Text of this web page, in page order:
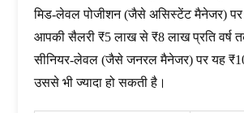
मिड-लेवल पोजीशन (जैसे असिस्टेंट मैनेजर) पर
आपकी सैलरी ₹5 लाख से ₹8 लाख प्रति वर्ष
सीनियर-लेवल (जैसे जनरल मैनेजर) पर यह
उससे भी ज्यादा हो सकती है।